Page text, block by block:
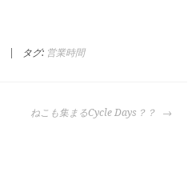
タグ: 営業時間
ねこも集まるCycle Days？？